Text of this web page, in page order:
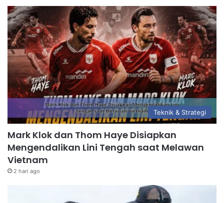
Teknik & Strategi
Mark Klok dan Thom Haye Disiapkan
Mengendalikan Lini Tengah saat Melawan
Vietnam
2 hari ago